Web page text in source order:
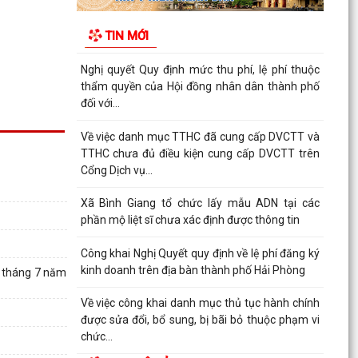
7 năm
TIN MỚI
Thông báo Về việc công khai danh sách đề nghị
phong vẻ...
Nghị quyết Quy định mức thu phí, lệ phí thuộc
thẩm quyền của Hội đồng nhân dân thành phố
đối với...
Về việc danh mục TTHC đã cung cấp DVCTT và
TTHC chưa đủ điều kiện cung cấp DVCTT trên
Cổng Dịch vụ...
Xã Bình Giang tổ chức lấy mẫu ADN tại các
phần mộ liệt sĩ chưa xác định được thông tin
Công khai Nghị Quyết quy định về lệ phí đăng ký
kinh doanh trên địa bàn thành phố Hải Phòng
Về việc công khai danh mục thủ tục hành chính
được sửa đổi, bổ sung, bị bãi bỏ thuộc phạm vi
chức...